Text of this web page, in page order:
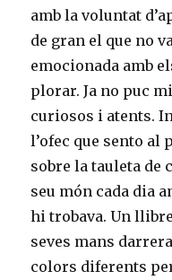
amb la voluntat
de gran el que no
emocionada amb
plorar. Ja no puc
curiosos i atents.
l’ofec que sento al
sobre la tauleta de
seu món cada dia
hi trobava. Un
seves mans
colors diferents